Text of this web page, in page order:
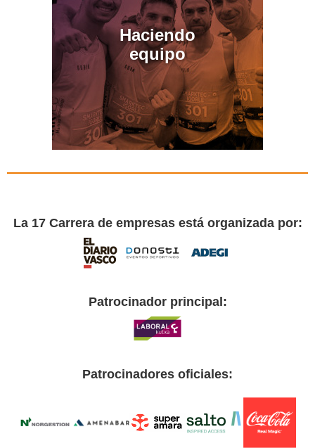
Haciendo
equipo
La 17 Carrera de empresas está organizada por:
Patrocinador principal:
Patrocinadores oficiales: